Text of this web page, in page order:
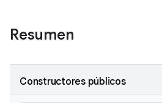
Resumen
Constructores públicos